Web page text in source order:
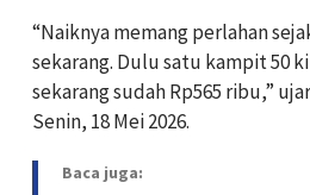
“Naiknya memang perlahan
sekarang. Dulu satu kampit 50
sekarang sudah Rp565 ribu,”
Senin, 18 Mei 2026.
Baca juga: